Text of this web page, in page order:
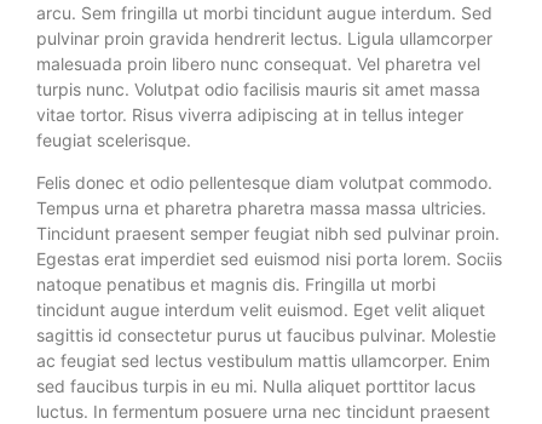
arcu. Sem fringilla ut morbi tincidunt augue interdum. Sed
pulvinar proin gravida hendrerit lectus. Ligula ullamcorper
malesuada proin libero nunc consequat. Vel pharetra vel
turpis nunc. Volutpat odio facilisis mauris sit amet massa
vitae tortor. Risus viverra adipiscing at in tellus integer
feugiat scelerisque.
Felis donec et odio pellentesque diam volutpat commodo.
Tempus urna et pharetra pharetra massa massa ultricies.
Tincidunt praesent semper feugiat nibh sed pulvinar proin.
Egestas erat imperdiet sed euismod nisi porta lorem. Sociis
natoque penatibus et magnis dis. Fringilla ut morbi
tincidunt augue interdum velit euismod. Eget velit aliquet
sagittis id consectetur purus ut faucibus pulvinar. Molestie
ac feugiat sed lectus vestibulum mattis ullamcorper. Enim
sed faucibus turpis in eu mi. Nulla aliquet porttitor lacus
luctus. In fermentum posuere urna nec tincidunt praesent